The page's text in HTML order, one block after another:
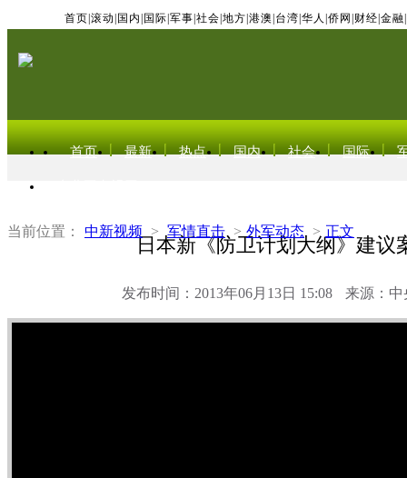
首页 滚动 国内 国际 军事 社会 地方 港澳 台湾 华人 侨网 财经 金融
首页 最新 热点 国内 社会 国际
当前位置： 中新视频 > 军情直击 > 外军动态 > 正文
日本新《防卫计划大纲》建议
发布时间：2013年06月13日 15:08 来源：中